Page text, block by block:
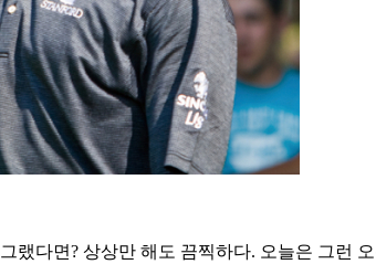
다면? 상상만 해도 끔찍하다. 오늘은 그런